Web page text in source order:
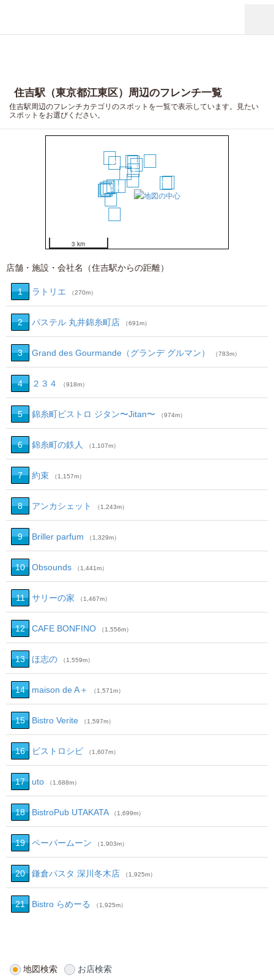
住吉駅（東京都江東区）周辺のフレンチ一覧
住吉駅周辺のフレンチカテゴリのスポットを一覧で表示しています。見たい
スポットをお選びください。
1
2
3
4
5
6
7
8
10 11
12
13
14
16
17
18
19
3 km
店舗・施設・会社名（住吉駅からの距離）
1 ラトリエ （270m）
2 パステル 丸井錦糸町店 （691m）
3 Grand des Gourmande（グランデ グルマン） （783m）
4 ２３４ （918m）
5 錦糸町ビストロ ジタン〜Jitan〜 （974m）
6 錦糸町の鉄人 （1,107m）
7 約束 （1,157m）
8 アンカシェット （1,243m）
9 Briller parfum （1,329m）
10 Obsounds （1,441m）
11 サリーの家 （1,467m）
12 CAFE BONFINO （1,556m）
13 ほ志の （1,559m）
14 maison de A＋ （1,571m）
15 Bistro Verite （1,597m）
16 ビストロシピ （1,607m）
17 uto （1,688m）
18 BistroPub UTAKATA （1,699m）
19 ペーパームーン （1,903m）
20 鎌倉パスタ 深川冬木店 （1,925m）
21 Bistro らめーる （1,925m）
地図検索 お店検索